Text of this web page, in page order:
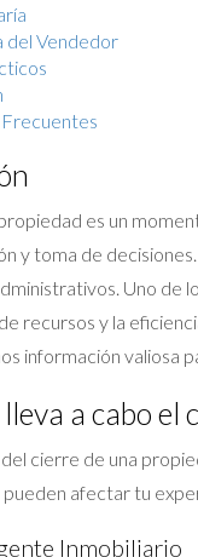
del Vendedor
es un
y toma de
Uno de
recursos y la
información valiosa
a cabo el
cierre de una
afectar tu
Inmobiliario